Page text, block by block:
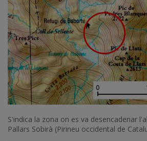
S'indica la zona on es va desencadenar
Pallars Sobirà (Pirineu occidental de